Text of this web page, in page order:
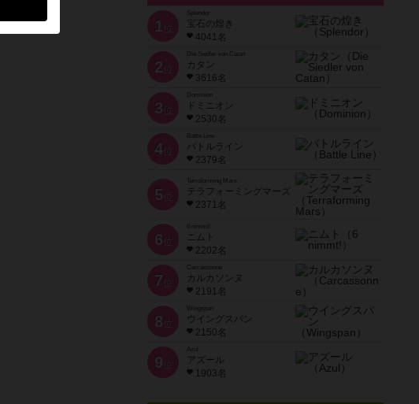
1 位
宝石の煌き
4041名
2 位
Die Siedler von Catan
カタン
3616名
3 位
ドミニオン
2530名
4位
Battle Line
バトルライン
2379名
5 位
Terraforming Mars
テラフォーミングマーズ
2371名
6 位
ニムト
2202名
7 位
Carcassonne
カルカソンヌ
2191名
8 位
Wingspan
ウイングスパン
2150名
9 位
Azul
アズール
1903名